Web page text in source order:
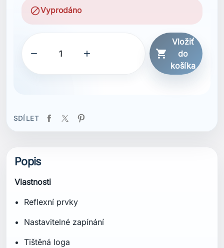
blockVyprodáno
  
Vložiť
do
košíka
SDÍLET
Popis
Vlastnosti
Reflexní prvky
Nastavitelné zapínání
Tištěná loga